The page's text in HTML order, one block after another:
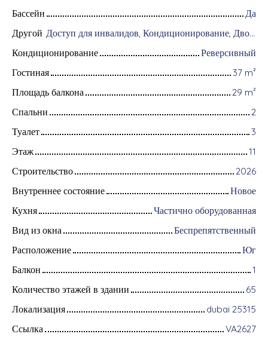
Бассейн
Да
Другой
Доступ для инвалидов, Кондиционирование, Дворник, Оборудование для домашней автоматизации, Оптоволоконный интернет, Хранитель, Интерком, Моторизованные ворота, Бронированная дверь, Система охранной сигнализации, Видеофон, Электрические жалюзи
Кондиционирование
Реверсивный
Гостиная
37 m²
Площадь балкона
29 m²
Спальни
2
Туалет
3
Этаж
11
Строительство
2026
Внутреннее состояние
Новое
Кухня
Частично оборудованная
Вид из окна
Беспрепятственный
Расположение
Юг
Балкон
1
Количество этажей в здании
65
Локализация
dubai 25315
Ссылка
VA2627